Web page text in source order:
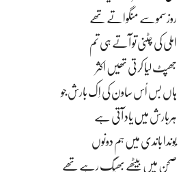
روز سموسے منگواتے تھے
املی کی چٹنی تو آتے ہی تم
جھپٹ لیا کرتی تھیں اکثر
ہاں بس اُس ساون کی اِک بارش جو
ہربارش میں یاد آتی ہے
بُوندا باندی میں ہم دونوں
صحن میں بیٹھے بھیگ رہے تھے